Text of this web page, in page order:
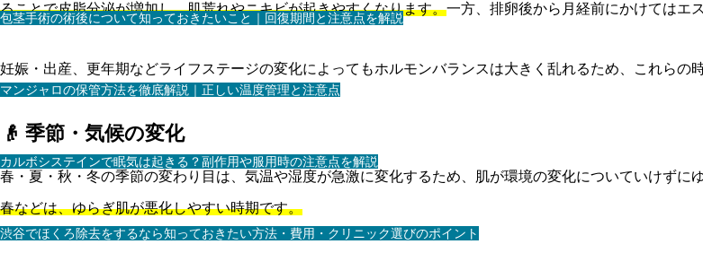
包茎手術の術後について知っておきたいこと｜回復期間と注意点を解説
マンジャロの保管方法を徹底解説｜正しい温度管理と注意点
カルボシステインで眠気は起きる？副作用や服用時の注意点を解説
渋谷でほくろ除去をするなら知っておきたい方法・費用・クリニック選びのポイント
ることで皮脂分泌が増加し、肌荒れやニキビが起きやすくなります。一方、排卵後から月経前にかけてはエ
妊娠・出産、更年期などライフステージの変化によってもホルモンバランスは大きく乱れるため、これらの
👴 季節・気候の変化
春・夏・秋・冬の季節の変わり目は、気温や湿度が急激に変化するため、肌が環境の変化についていけずに
春などは、ゆらぎ肌が悪化しやすい時期です。